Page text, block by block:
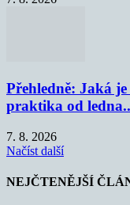
Přehledně: Jaká
praktika od
7. 8. 2026
Načíst další
NEJČTENĚJŠÍ